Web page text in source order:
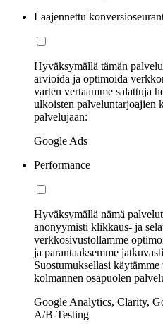
Laajennettu
Hyväksymällä tämän
arvioida ja optimoida
varten vertaamme salattuja
ulkoisten palveluntarjoajien
palvelujaan:
Google Ads
Performance
Hyväksymällä nämä
anonyymisti klikkaus- ja
verkkosivustollamme
ja parantaaksemme
Suostumuksellasi
kolmannen osapuolen
Google Analytics, Clarity,
A/B-Testing